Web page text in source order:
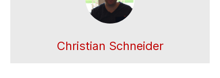
Christian Schneider